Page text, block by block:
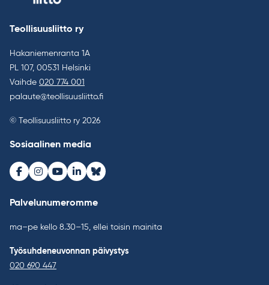
Teollisuusliitto ry
Hakaniemenranta 1A
PL 107, 00531 Helsinki
Vaihde 020 774 001
palaute@teollisuusliitto.fi
© Teollisuusliitto ry 2026
Sosiaalinen media
Facebook
Instagram
Youtube
LinkedInBluesky
Palvelunumeromme
ma–pe kello 8.30–15, ellei toisin mainita
Työsuhdeneuvonnan päivystys
020 690 447